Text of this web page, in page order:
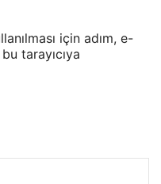
için adım, e-
tarayıcıya